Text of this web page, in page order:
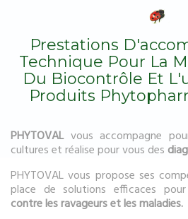
Prestations
Technique Pour La
Du Biocontrôle Et
Produits
PHYTOVALvous accompagne
cultures et réalise pour vous des
PHYTOVAL vous propose ses
place de solutions efficaces pour
contre les ravageurs et les maladies.